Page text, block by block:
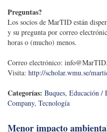
Preguntas?
Los socios de MarTID están
y su pregunta por correo
horas o (mucho) menos.
Correo electrónico:
Visita: http://scholar.wmu.se/
Categorías: Buques, Educación /
Company, Tecnología
Menor impacto